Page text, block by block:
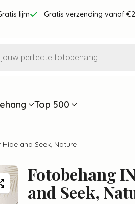
lijm Gratis verzending vanaf
Top 500
and Seek, Nature
Fotobehang
and Seek,